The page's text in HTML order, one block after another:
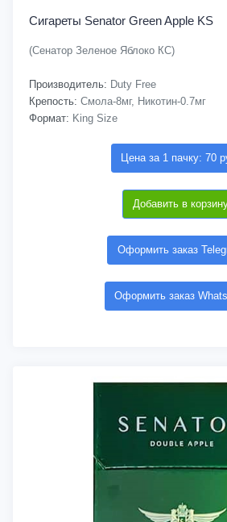
Сигареты Senator Green Apple KS
(Сенатор Зеленое Яблоко КС)
Производитель: Duty Free
Крепость: Смола-8мг, Никотин-0.7мг
Формат: King Size
Цена за 1 пачку: 70
Добавить в
Оформить заказ
Оформить заказ